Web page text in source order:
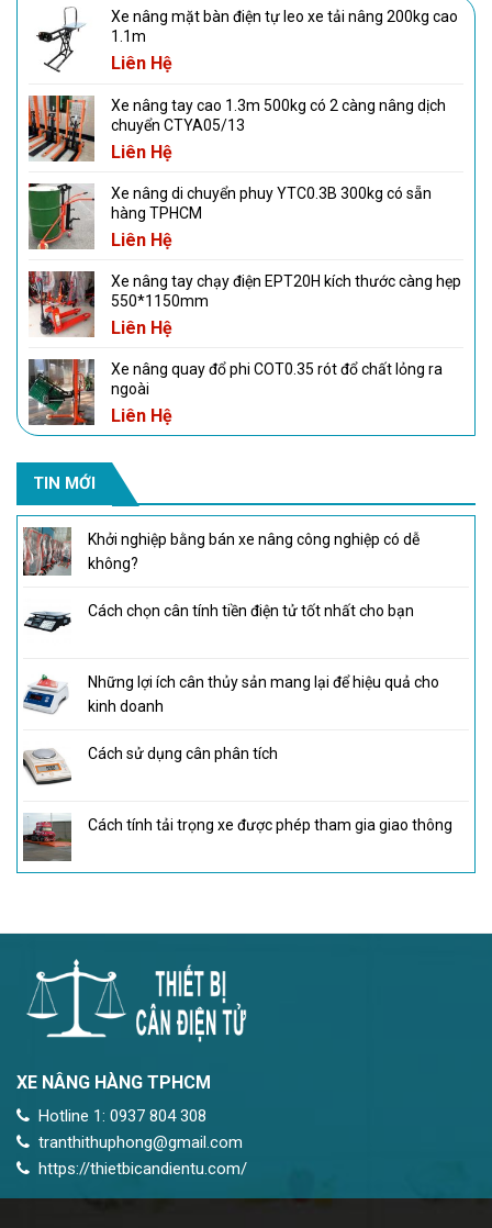
Xe nâng mặt bàn điện tự leo xe tải nâng 200kg cao
1.1m
Liên Hệ
Xe nâng tay cao 1.3m 500kg có 2 càng nâng dịch
chuyển CTYA05/13
Liên Hệ
Xe nâng di chuyển phuy YTC0.3B 300kg có sẵn
hàng TPHCM
Liên Hệ
Xe nâng tay chạy điện EPT20H kích thước càng hẹp
550*1150mm
Liên Hệ
Xe nâng quay đổ phi COT0.35 rót đổ chất lỏng ra
ngoài
Liên Hệ
TIN MỚI
Khởi nghiệp bằng bán xe nâng công nghiệp có dễ
không?
Cách chọn cân tính tiền điện tử tốt nhất cho bạn
Những lợi ích cân thủy sản mang lại để hiệu quả cho
kinh doanh
Cách sử dụng cân phân tích
Cách tính tải trọng xe được phép tham gia giao thông
XE NÂNG HÀNG TPHCM
Hotline 1: 0937 804 308
tranthithuphong@gmail.com
https://thietbicandientu.com/